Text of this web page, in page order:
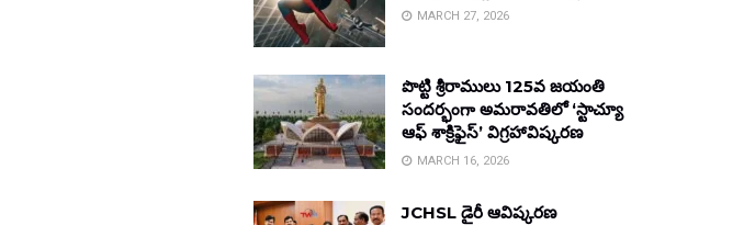
MARCH 27, 2026
పొట్టి శ్రీరాములు 125వ జయంతి
సందర్భంగా అమరావతిలో ‘స్టాచ్యూ
ఆఫ్ శాక్రిఫైస్’ విగ్రహావిష్కరణ
MARCH 16, 2026
JCHSL డైరీ ఆవిష్కరణ